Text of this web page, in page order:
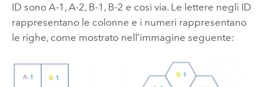
ID sono A-1, A-2, B-1, B-2 e così via. Le lettere negli ID
rappresentano le colonne e i numeri rappresentano
le righe, come mostrato nell’immagine seguente: